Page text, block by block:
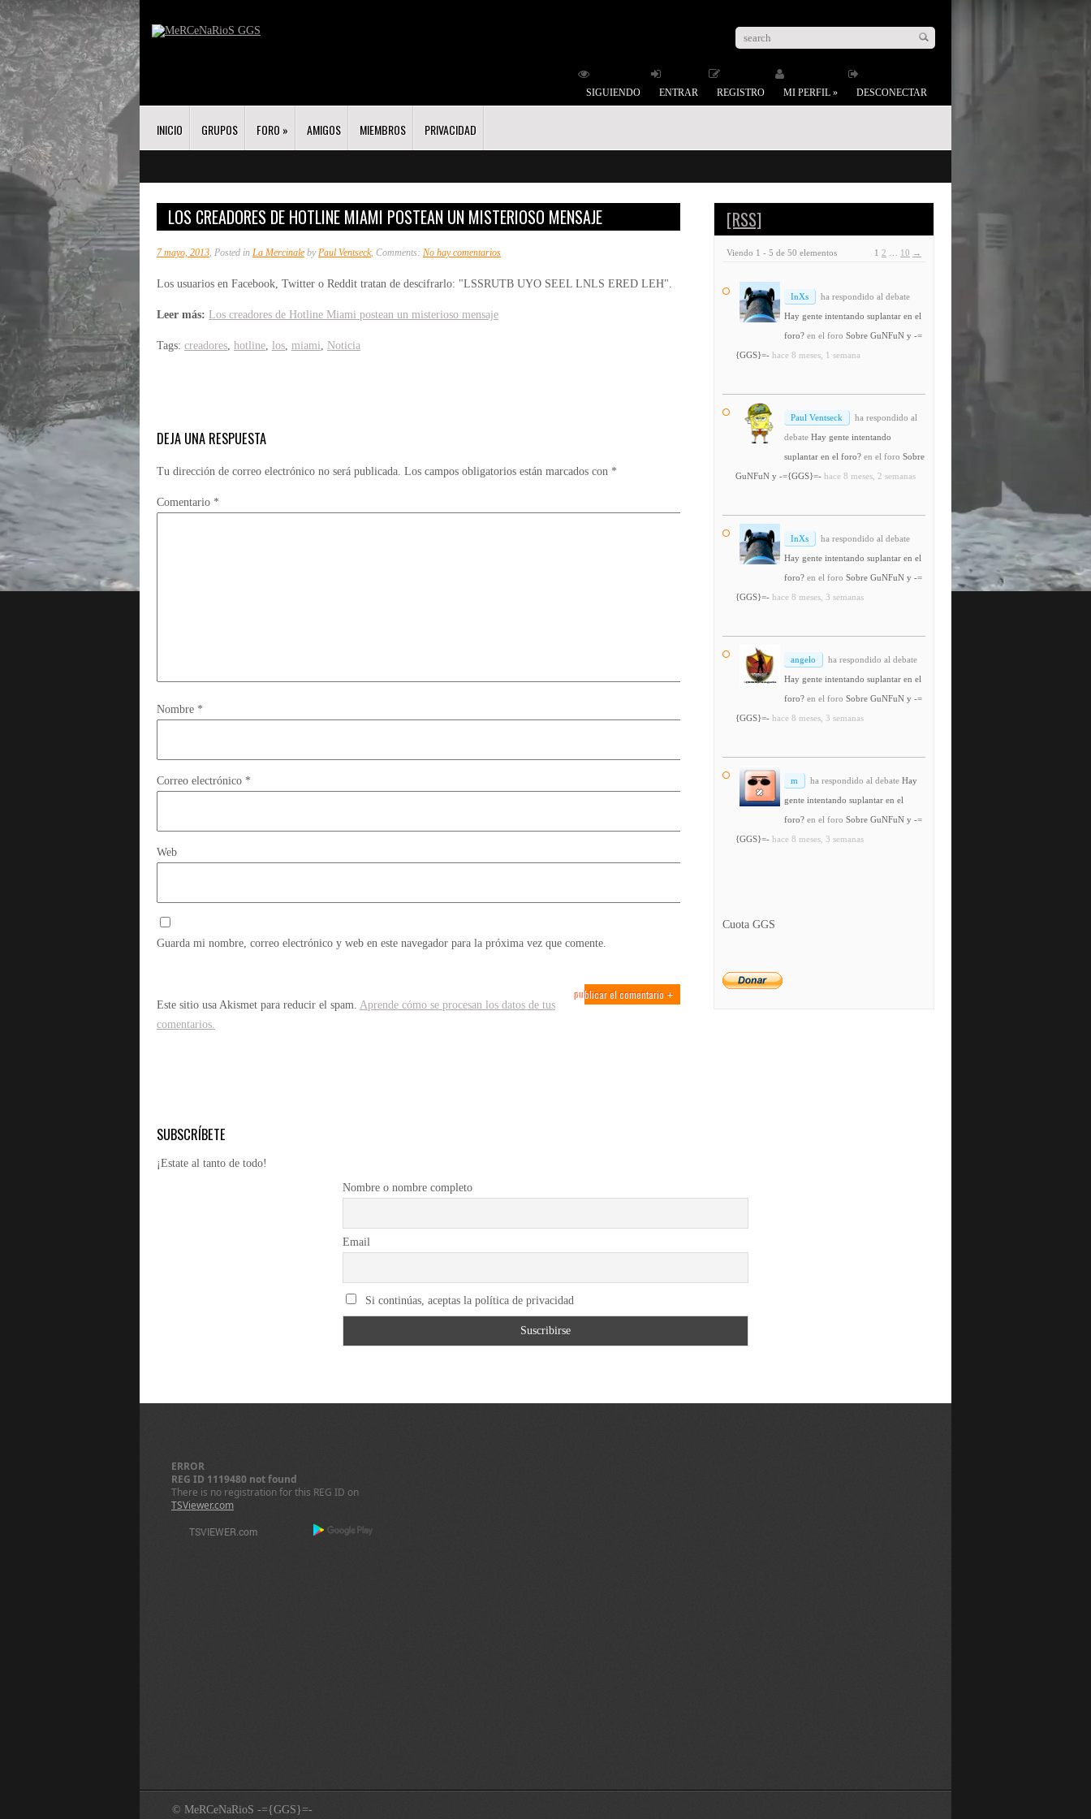
SIGUIENDO ENTRAR REGISTRO MI PERFIL » DESCONECTAR
INICIO GRUPOS FORO » AMIGOS MIEMBROS PRIVACIDAD
LOS CREADORES DE HOTLINE MIAMI POSTEAN UN MISTERIOSO MENSAJE
7 mayo, 2013, Posted in La Mercinale byPaul Ventseck, Comments: No hay comentariosen
creadores
Los usuarios en Facebook, Twitter o Reddit tratan de descifrarlo: "LSSRUTB UYO SEEL LNLS ERED LEH".
Leer más: Los creadores de Hotline Miami postean un misterioso mensaje
Tags: creadores, hotline, los, miami, Noticia
DEJA UNA RESPUESTA
Tu dirección de correo electrónico no será publicada. Los campos obligatorios están marcados con *
Comentario *
Nombre *
Correo electrónico *
Web
Guarda mi nombre, correo electrónico y web en este navegador para la próxima vez que comente.
Este sitio usa Akismet para reducir el spam. Aprende cómo se procesan los datos de tus
comentarios.
[RSS]
Viendo 1 - 5 de 50 elementos 1 2 10 →
InXs
ha respondido al debate
Hay gente intentando suplantar en el
foro? en el foro Sobre GuNFuN y -=
{GGS}=- hace 8 meses, 1 semana
Paul Ventseck
ha respondido al
debate Hay gente intentando
suplantar en el foro? en el foro Sobre
GuNFuN y -={GGS}=- hace 8 meses, 2 semanas
InXs
ha respondido al debate
Hay gente intentando suplantar en el
foro? en el foro Sobre GuNFuN y -=
{GGS}=- hace 8 meses, 3 semanas
angelo
ha respondido al debate
Hay gente intentando suplantar en el
foro? en el foro Sobre GuNFuN y -=
{GGS}=- hace 8 meses, 3 semanas
m ha respondido al debate Hay
gente intentando suplantar en el
foro? en el foro Sobre GuNFuN y -=
{GGS}=- hace 8 meses, 3 semanas
Cuota GGS
SUBSCRÍBETE
¡Estate al tanto de todo!
Nombre o nombre completo
Email
Si continúas, aceptas la política de privacidad
ERROR
REG ID 1119480 not found
There is no registration for this REG ID on
TSViewer.com
© MeRCeNaRioS -={GGS}=-